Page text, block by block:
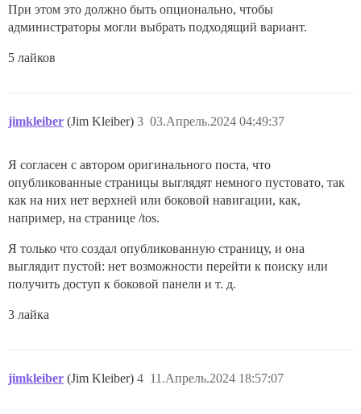
При этом это должно быть опционально, чтобы
администраторы могли выбрать подходящий вариант.
5 лайков
jimkleiber (Jim Kleiber) 03.Апрель.2024 04:49:37
3
Я согласен с автором оригинального поста, что
опубликованные страницы выглядят немного пустовато, так
как на них нет верхней или боковой навигации, как,
например, на странице /tos.
Я только что создал опубликованную страницу, и она
выглядит пустой: нет возможности перейти к поиску или
получить доступ к боковой панели и т. д.
3 лайка
jimkleiber (Jim Kleiber) 11.Апрель.2024 18:57:07
4